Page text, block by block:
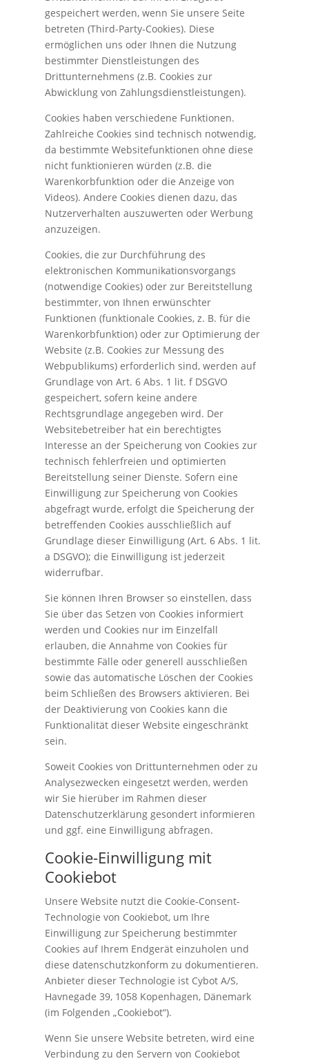
gespeichert werden, wenn Sie unsere Seite
betreten (Third-Party-Cookies). Diese
ermöglichen uns oder Ihnen die Nutzung
bestimmter Dienstleistungen des
Drittunternehmens (z.B. Cookies zur
Abwicklung von Zahlungsdienstleistungen).
Cookies haben verschiedene Funktionen.
Zahlreiche Cookies sind technisch notwendig,
da bestimmte Websitefunktionen ohne diese
nicht funktionieren würden (z.B. die
Warenkorbfunktion oder die Anzeige von
Videos). Andere Cookies dienen dazu, das
Nutzerverhalten auszuwerten oder Werbung
anzuzeigen.
Cookies, die zur Durchführung des
elektronischen Kommunikationsvorgangs
(notwendige Cookies) oder zur Bereitstellung
bestimmter, von Ihnen erwünschter
Funktionen (funktionale Cookies, z. B. für die
Warenkorbfunktion) oder zur Optimierung der
Website (z.B. Cookies zur Messung des
Webpublikums) erforderlich sind, werden auf
Grundlage von Art. 6 Abs. 1 lit. f DSGVO
gespeichert, sofern keine andere
Rechtsgrundlage angegeben wird. Der
Websitebetreiber hat ein berechtigtes
Interesse an der Speicherung von Cookies zur
technisch fehlerfreien und optimierten
Bereitstellung seiner Dienste. Sofern eine
Einwilligung zur Speicherung von Cookies
abgefragt wurde, erfolgt die Speicherung der
betreffenden Cookies ausschließlich auf
Grundlage dieser Einwilligung (Art. 6 Abs. 1 lit.
a DSGVO); die Einwilligung ist jederzeit
widerrufbar.
Sie können Ihren Browser so einstellen, dass
Sie über das Setzen von Cookies informiert
werden und Cookies nur im Einzelfall
erlauben, die Annahme von Cookies für
bestimmte Fälle oder generell ausschließen
sowie das automatische Löschen der Cookies
beim Schließen des Browsers aktivieren. Bei
der Deaktivierung von Cookies kann die
Funktionalität dieser Website eingeschränkt
sein.
Soweit Cookies von Drittunternehmen oder zu
Analysezwecken eingesetzt werden, werden
wir Sie hierüber im Rahmen dieser
Datenschutzerklärung gesondert informieren
und ggf. eine Einwilligung abfragen.
Cookie-Einwilligung mit
Cookiebot
Unsere Website nutzt die Cookie-Consent-
Technologie von Cookiebot, um Ihre
Einwilligung zur Speicherung bestimmter
Cookies auf Ihrem Endgerät einzuholen und
diese datenschutzkonform zu dokumentieren.
Anbieter dieser Technologie ist Cybot A/S,
Havnegade 39, 1058 Kopenhagen, Dänemark
(im Folgenden „Cookiebot“).
Wenn Sie unsere Website betreten, wird eine
Verbindung zu den Servern von Cookiebot